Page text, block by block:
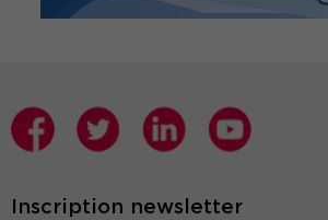
Inscription newsletter